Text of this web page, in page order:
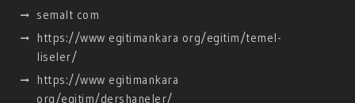
semalt com
https://www egitimankara org/egitim/temel-
liseler/
https://www egitimankara
org/egitim/dershaneler/